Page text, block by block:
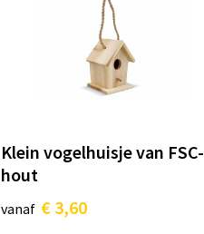
Klein vogelhuisje van FSC-
hout
vanaf € 3,60